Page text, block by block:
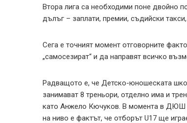
Втора лига са необходими поне двойно
дълъг – заплати, премии, съдийски такси,
Сега е точният момент отговорните
„самосезират“ и да направят всичко
Радващото е, че Детско-юношеската
занимават 8 треньори, отделно има и
като Анжело Кючуков. В момента в ДЮШ
на ниво е фактът, че отборът U17 ще